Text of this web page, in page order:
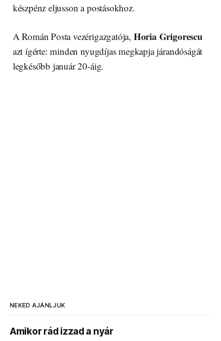
készpénz eljusson a postásokhoz.
A Román Posta vezérigazgatója, Horia Grigorescu
azt ígérte: minden nyugdíjas megkapja járandóságát
legkésőbb január 20-áig.
NEKED AJÁNLJUK
Amikor rád izzad a nyár